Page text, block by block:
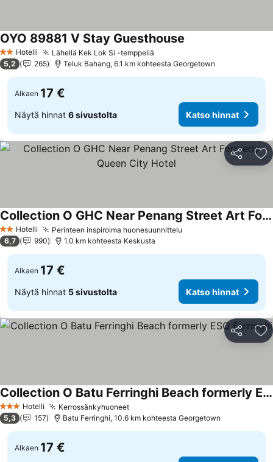
2 Tähtiluokitus
Hotelli Lähellä Kek Lok Si -temppeliä
OYO 89881 V Stay Guesthouse
5,2 265 Teluk Bahang, 6.1 km kohteesta Georgetown
Alkaen 17 €
Näytä hinnat 6 sivustolta Katso hinnat
Jaa
2 Tähtiluokitus
Hotelli Perinteen inspiroima huonesuunnittelu
Collection O GHC Near Penang Street Art Formerly Queen City Hotel
Katso hinnat
6,7 990 1.0 km kohteesta Keskusta
Alkaen 17 €
Näytä hinnat 5 sivustolta Katso hinnat
Jaa
3 Tähtiluokitus
Hotelli KerrossänkyhuoneetKatso hinnat
Collection O Batu Ferringhi Beach formerly ESQ Ferringhi
Katso hinnat
5,3 157 Batu Ferringhi, 10.6 km kohteesta Georgetown
Alkaen 17 €